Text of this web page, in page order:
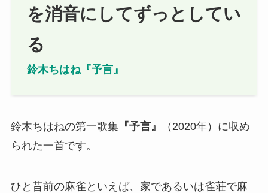
を消音にしてずっとしてい
る
鈴木ちはね『予言』
鈴木ちはねの第一歌集『予言』
（2020年）に収め
られた一首です。
ひと昔前の麻雀といえば、家であるいは雀荘で麻